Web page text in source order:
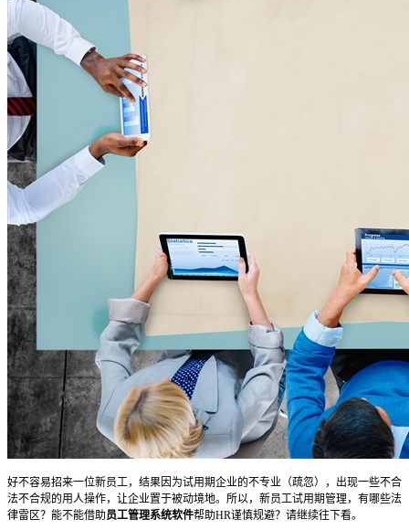
好不容易招来一位新员工，结果因为试用期企业的不专业（疏忽），出现一些不合
法不合规的用人操作，让企业置于被动境地。所以，新员工试用期管理，有哪些法
律雷区？能不能借助员工管理系统软件帮助HR谨慎规避？请继续往下看。